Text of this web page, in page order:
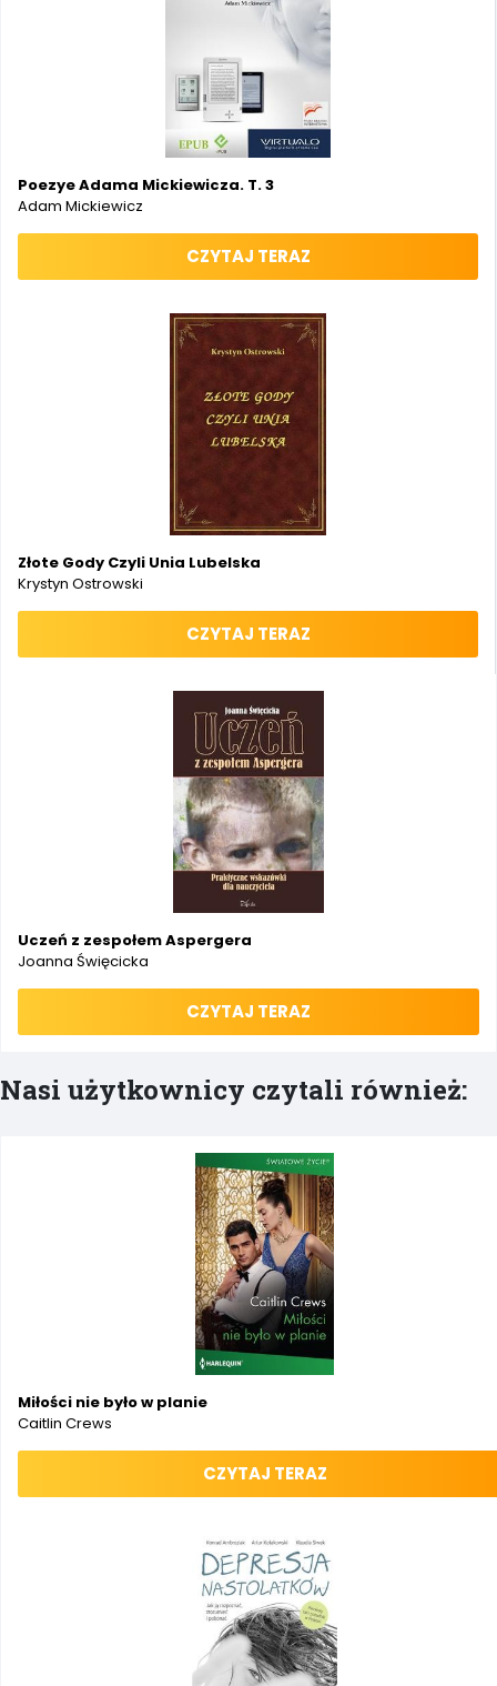
Poezye Adama Mickiewicza. T. 3
Adam Mickiewicz
CZYTAJ TERAZ
Złote Gody Czyli Unia Lubelska
Krystyn Ostrowski
CZYTAJ TERAZ
Uczeń z zespołem Aspergera
Joanna Święcicka
CZYTAJ TERAZ
Nasi użytkownicy czytali również:
Miłości nie było w planie
Caitlin Crews
CZYTAJ TERAZ